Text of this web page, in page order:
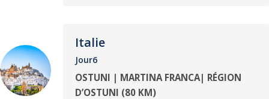
Italie
Jour6
OSTUNI | MARTINA FRANCA| RÉGION
D’OSTUNI (80 KM)